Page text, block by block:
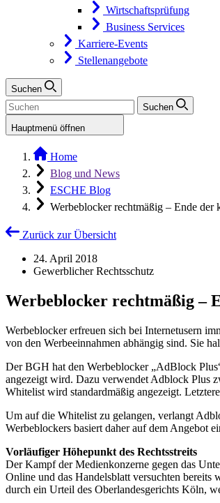
Wirtschaftsprüfung
Business Services
Karriere-Events
Stellenangebote
Suchen
Suchen
Hauptmenü öffnen
Home
Blog und News
ESCHE Blog
Werbeblocker rechtmäßig – Ende der
Zurück zur Übersicht
24. April 2018
Gewerblicher Rechtsschutz
Werbeblocker rechtmäßig –
Werbeblocker erfreuen sich bei Internetusern
von den Werbeeinnahmen abhängig sind. Sie
Der BGH hat den Werbeblocker „AdBlock
angezeigt wird. Dazu verwendet Adblock Plus
Whitelist wird standardmäßig angezeigt.
Um auf die Whitelist zu gelangen, verlangt
Werbeblockers basiert daher auf dem Angebot
Vorläufiger Höhepunkt des Rechtsstreits
Der Kampf der Medienkonzerne gegen das
Online und das Handelsblatt versuchten
durch ein Urteil des Oberlandesgerichts Köln,